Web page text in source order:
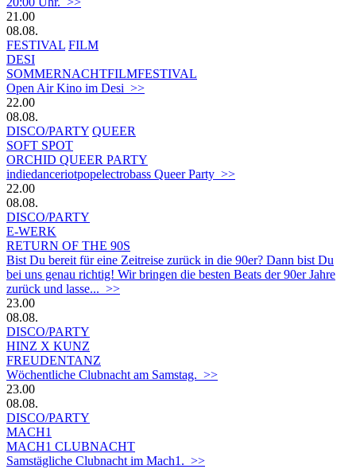
21.00
08.08.
FESTIVAL FILM
DESI
SOMMERNACHTFILMFESTIVAL
Open Air Kino im Desi >>
22.00
08.08.
DISCO/PARTY QUEER
SOFT SPOT
ORCHID QUEER PARTY
indiedanceriotpopelectrobass Queer Party >>
22.00
08.08.
DISCO/PARTY
E-WERK
RETURN OF THE 90S
Bist Du bereit für eine Zeitreise zurück in die 90er? Dann bist Du
bei uns genau richtig! Wir bringen die besten Beats der 90er Jahre
zurück und lasse... >>
23.00
08.08.
DISCO/PARTY
HINZ X KUNZ
FREUDENTANZ
Wöchentliche Clubnacht am Samstag. >>
23.00
08.08.
DISCO/PARTY
MACH1
MACH1 CLUBNACHT
Samstägliche Clubnacht im Mach1. >>